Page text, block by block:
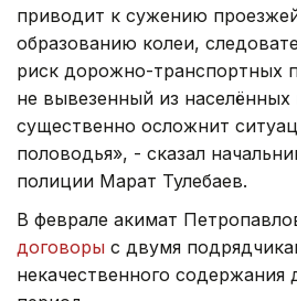
приводит к сужению
образованию колеи,
риск дорожно-транспортных
не вывезенный из населённых
существенно осложнит
половодья», - сказал
полиции Марат Тулебаев.
В феврале акимат
договоры с двумя
некачественного содержания